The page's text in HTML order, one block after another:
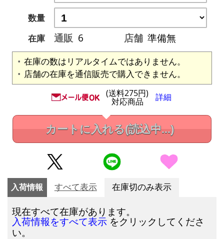
数量
在庫
通販 6 店舗 準備無
在庫の数はリアルタイムではありません。
店舗の在庫を通信販売で購入できません。
(送料275円)
対応商品 詳細
カートに入れる(読込中...)
入荷情報 すべて表示 在庫切のみ表示
現在すべて在庫があります。
入荷情報をすべて表示 をクリックしてくださ
い。